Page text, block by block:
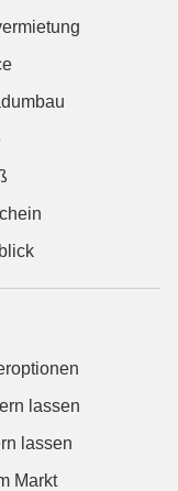
lassen
lassen
Markt